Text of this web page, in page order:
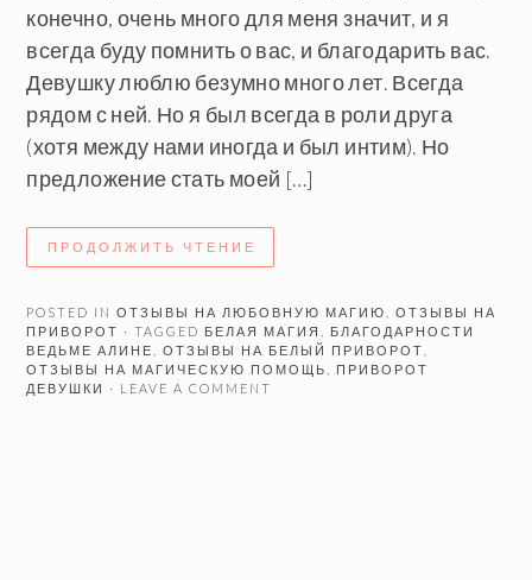
конечно, очень много для меня значит, и я
всегда буду помнить о вас, и благодарить вас.
Девушку люблю безумно много лет. Всегда
рядом с ней. Но я был всегда в роли друга
(хотя между нами иногда и был интим). Но
предложение стать моей […]
ПРОДОЛЖИТЬ ЧТЕНИЕ
POSTED INОТЗЫВЫ НА ЛЮБОВНУЮ МАГИЮ ,ОТЗЫВЫ НА
ПРИВОРОТ · TAGGED БЕЛАЯ МАГИЯ
БЛАГОДАРНОСТИ
ВЕДЬМЕ АЛИНЕ
,ОТЗЫВЫ НА БЕЛЫЙ ПРИВОРОТ
ОТЗЫВЫ НА МАГИЧЕСКУЮ ПОМОЩЬ
ПРИВОРОТ
ДЕВУШКИ
· LEAVE A COMMENT